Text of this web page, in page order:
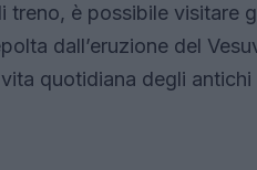
treno, è possibile visitare
dall’eruzione del
quotidiana degli antichi